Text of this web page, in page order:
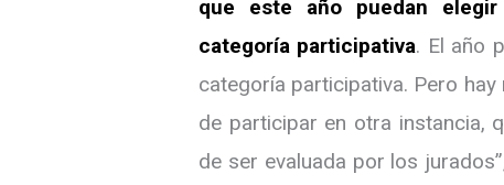
que este año puedan
categoría participativa. El año
categoría participativa. Pero
de participar en otra instancia,
de ser evaluada por los